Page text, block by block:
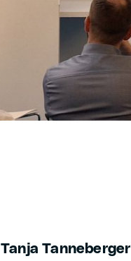
Tanja Tanneberger